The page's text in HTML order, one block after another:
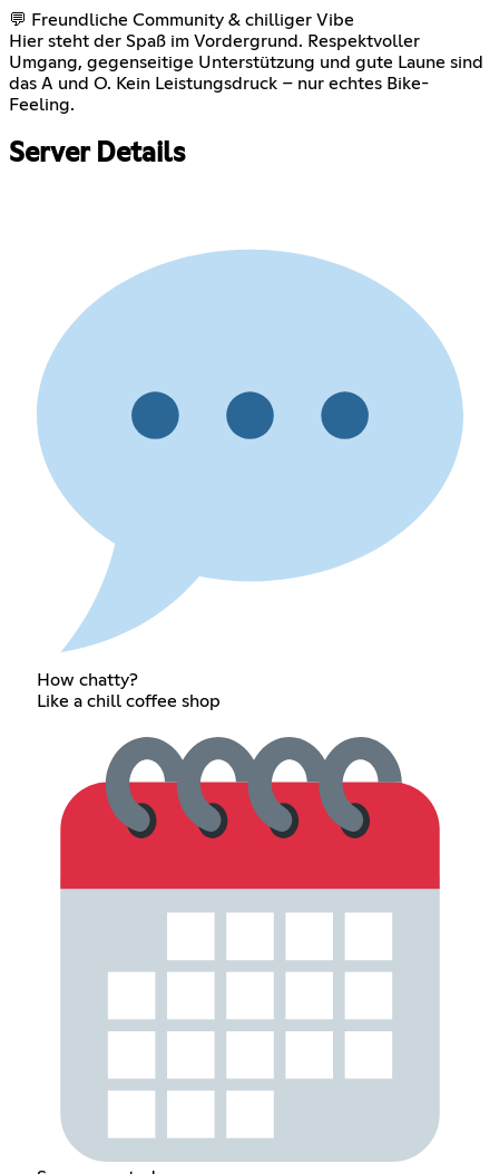
💬 Freundliche Community & chilliger Vibe
Hier steht der Spaß im Vordergrund. Respektvoller
Umgang, gegenseitige Unterstützung und gute Laune sind
das A und O. Kein Leistungsdruck – nur echtes Bike-
Feeling.
Server Details
How chatty?
Like a chill coffee shop